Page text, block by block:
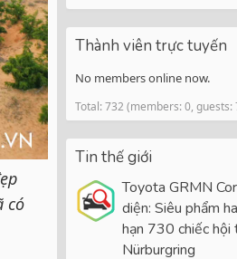
có
Thành viên trực tuyến
No members online now.
Total: 732 (members: 0, guests:
Tin thế giới
Toyota GRMN
diện: Siêu phẩm
hạn 730 chiếc hội
Nürburgring